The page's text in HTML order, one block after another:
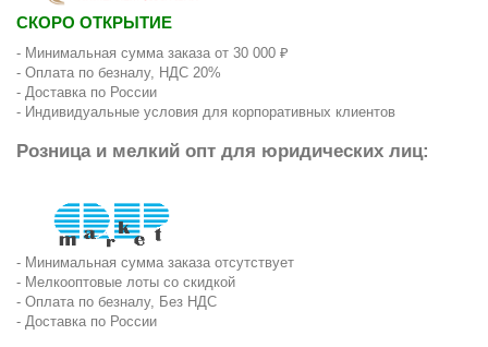
СКОРО ОТКРЫТИЕ
- Минимальная сумма заказа от 30 000 ₽
- Оплата по безналу, НДС 20%
- Доставка по России
- Индивидуальные условия для корпоративных клиентов
Розница и мелкий опт для юридических лиц:
- Минимальная сумма заказа отсутствует
- Мелкооптовые лоты со скидкой
- Оплата по безналу, Без НДС
- Доставка по России